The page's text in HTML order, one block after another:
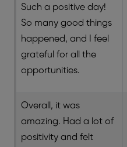
Such a positive day!
So many good things
happened, and I feel
grateful for all the
opportunities.
Overall, it was
amazing. Had a lot of
positivity and felt